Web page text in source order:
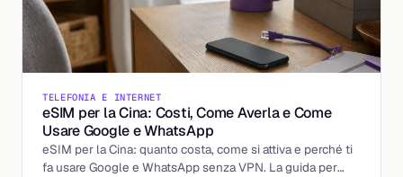
TELEFONIA E INTERNET
eSIM per la Cina: Costi, Come Averla e Come
Usare Google e WhatsApp
eSIM per la Cina: quanto costa, come si attiva e perché ti
fa usare Google e WhatsApp senza VPN. La guida per